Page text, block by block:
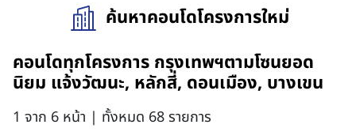
ค้นหาคอนโดโครงการใหม่
คอนโดทุกโครงการ กรุงเทพฯตามโซนยอด
นิยม แจ้งวัฒนะ, หลักสี่, ดอนเมือง, บางเขน
1 จาก 6 หน้า | ทั้งหมด 68 รายการ